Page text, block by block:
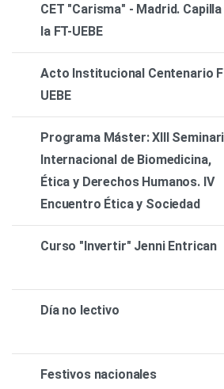
CET "Carisma" - Madrid. Capilla
la FT-UEBE
Acto Institucional Centenario
UEBE
Programa Máster: XIII
Internacional de Biomedicina,
Ética y Derechos Humanos. IV
Encuentro Ética y Sociedad
Curso "Invertir" Jenni Entrican
Día no lectivo
Festivos nacionales